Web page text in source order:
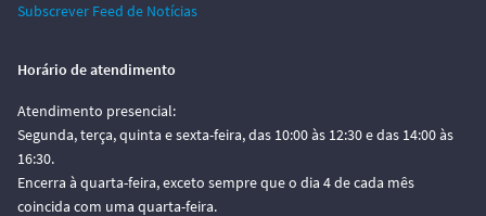
Subscrever Feed de Notícias
Horário de atendimento
Atendimento presencial:
Segunda, terça, quinta e sexta-feira, das 10:00 às 12:30 e das 14:00 às
16:30.
Encerra à quarta-feira, exceto sempre que o dia 4 de cada mês
coincida com uma quarta-feira.